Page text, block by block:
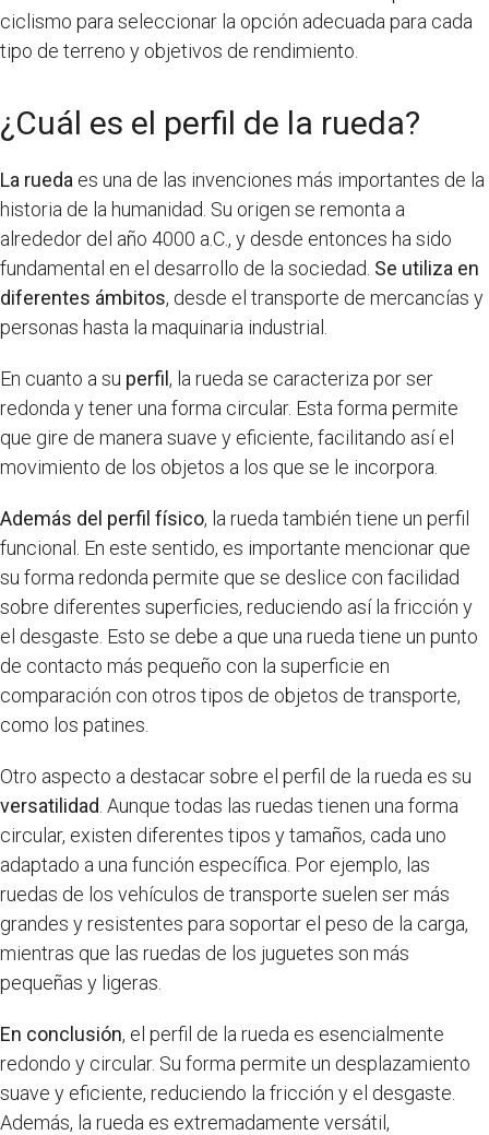
ciclismo para seleccionar la opción adecuada para cada
tipo de terreno y objetivos de rendimiento.
¿Cuál es el perfil de la rueda?
La rueda es una de las invenciones más importantes de la
historia de la humanidad. Su origen se remonta a
alrededor del año 4000 a.C., y desde entonces ha sido
fundamental en el desarrollo de la sociedad. Se utiliza en
diferentes ámbitos, desde el transporte de mercancías y
personas hasta la maquinaria industrial.
En cuanto a su perfil, la rueda se caracteriza por ser
redonda y tener una forma circular. Esta forma permite
que gire de manera suave y eficiente, facilitando así el
movimiento de los objetos a los que se le incorpora.
Además del perfil físico, la rueda también tiene un perfil
funcional. En este sentido, es importante mencionar que
su forma redonda permite que se deslice con facilidad
sobre diferentes superficies, reduciendo así la fricción y
el desgaste. Esto se debe a que una rueda tiene un punto
de contacto más pequeño con la superficie en
comparación con otros tipos de objetos de transporte,
como los patines.
Otro aspecto a destacar sobre el perfil de la rueda es su
versatilidad . Aunque todas las ruedas tienen una forma
circular, existen diferentes tipos y tamaños, cada uno
adaptado a una función específica. Por ejemplo, las
ruedas de los vehículos de transporte suelen ser más
grandes y resistentes para soportar el peso de la carga,
mientras que las ruedas de los juguetes son más
pequeñas y ligeras.
En conclusión, el perfil de la rueda es esencialmente
redondo y circular. Su forma permite un desplazamiento
suave y eficiente, reduciendo la fricción y el desgaste.
Además, la rueda es extremadamente versátil,